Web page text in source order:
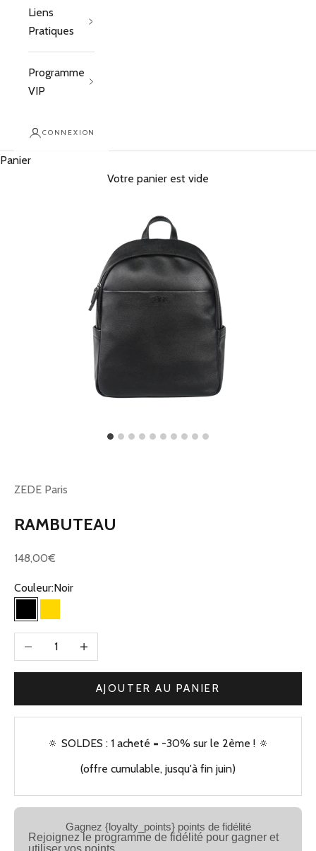
Liens
Pratiques
Programme
VIP
CONNEXION
Panier
Votre panier est vide
ZEDE Paris
RAMBUTEAU
Prix de vente
148,00€
Couleur:Noir
Noir Gold
Diminuer la quantitéAugmenter la quantité
AJOUTER AU PANIER
🔅 SOLDES : 1 acheté = -30% sur le 2ème ! 🔅
(offre cumulable, jusqu'à fin juin)
Gagnez {loyalty_points} points de fidélité
Rejoignez le programme de fidélité pour gagner et
utiliser vos points.